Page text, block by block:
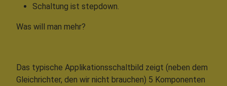
Schaltung ist stepdown.
Was will man mehr?
Das typische Applikationsschaltbild zeigt (neben dem
Gleichrichter, den wir nicht brauchen) 5 Komponenten